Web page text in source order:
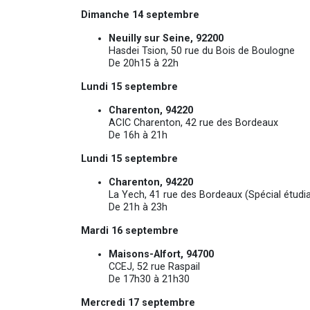
Dimanche 14 septembre
Neuilly sur Seine, 92200
Hasdei Tsion, 50 rue du Bois de Boulogne
De 20h15 à 22h
Lundi 15 septembre
Charenton, 94220
ACIC Charenton, 42 rue des Bordeaux
De 16h à 21h
Lundi 15 septembre
Charenton, 94220
La Yech, 41 rue des Bordeaux (Spécial
De 21h à 23h
Mardi 16 septembre
Maisons-Alfort, 94700
CCEJ, 52 rue Raspail
De 17h30 à 21h30
Mercredi 17 septembre